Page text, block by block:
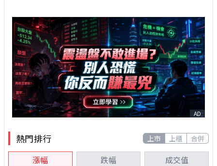
AD
熱門排行 上市 上櫃 合併
漲幅 跌幅 成交值